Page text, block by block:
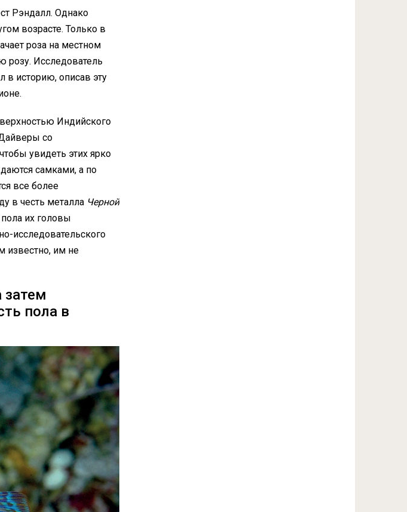
Рэндалл. Однако
возрасте. Только в
роза на местном
розу. Исследователь
в историю, описав эту
Индийского
Дайверы со
увидеть этих ярко
самками, а по
все более
в честь металла Черной
их головы
исследовательского
известно, им не
затем
пола в